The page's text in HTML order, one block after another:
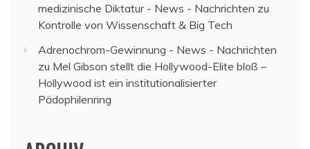
medizinische Diktatur - News - Nachrichten zu
Kontrolle von Wissenschaft & Big Tech
Adrenochrom-Gewinnung - News - Nachrichten
zu Mel Gibson stellt die Hollywood-Elite bloß –
Hollywood ist ein institutionalisierter
Pädophilenring